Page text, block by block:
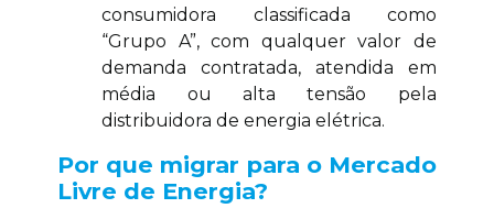
consumidora classificada como
“Grupo A”, com qualquer valor de
demanda contratada, atendida em
média ou alta tensão pela
distribuidora de energia elétrica.
Por que migrar para o Mercado
Livre de Energia?